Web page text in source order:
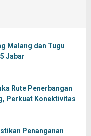
Malang dan Tugu
Jabar
Rute Penerbangan
Perkuat Konektivitas
Penanganan